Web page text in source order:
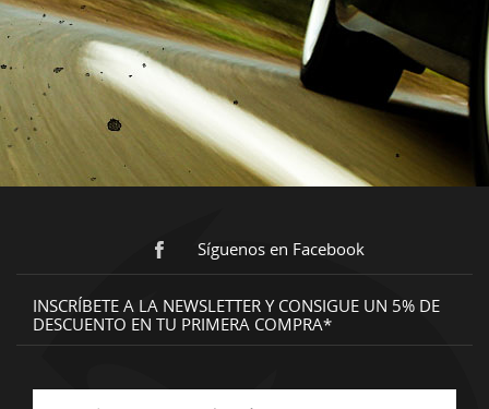
Síguenos en Facebook
INSCRÍBETE A LA NEWSLETTER Y CONSIGUE UN 5% DE
DESCUENTO EN TU PRIMERA COMPRA*